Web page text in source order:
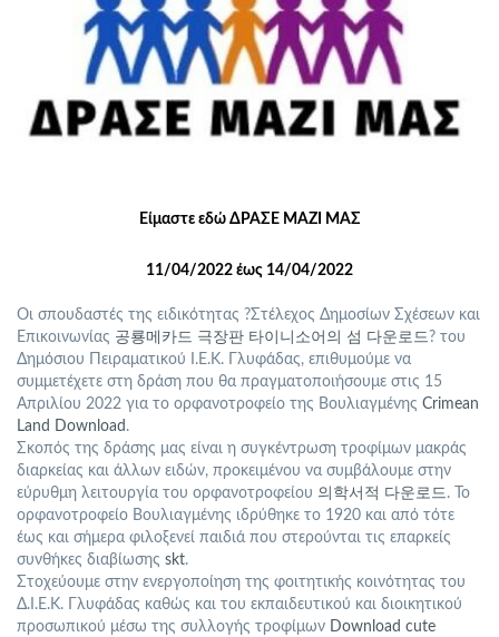
Είμαστε εδώ ΔΡΑΣΕ ΜΑΖΙ ΜΑΣ
11/04/2022 έως 14/04/2022
Οι σπουδαστές της ειδικότητας ?Στέλεχος Δημοσίων Σχέσεων και
Επικοινωνίας 공룡메카드 극장판 타이니소어의 섬 다운로드 ? του
Δημόσιου Πειραματικού Ι.Ε.Κ. Γλυφάδας, επιθυμούμε να
συμμετέχετε στη δράση που θα πραγματοποιήσουμε στις 15
Απριλίου 2022 για το ορφανοτροφείο της Βουλιαγμένης Crimean
Land Download .
Σκοπός της δράσης μας είναι η συγκέντρωση τροφίμων μακράς
διαρκείας και άλλων ειδών, προκειμένου να συμβάλουμε στην
εύρυθμη λειτουργία του ορφανοτροφείου 의학서적 다운로드. Το
ορφανοτροφείο Βουλιαγμένης ιδρύθηκε το 1920 και από τότε
έως και σήμερα φιλοξενεί παιδιά που στερούνται τις επαρκείς
συνθήκες διαβίωσης skt.
Στοχεύουμε στην ενεργοποίηση της φοιτητικής κοινότητας του
Δ.Ι.Ε.Κ. Γλυφάδας καθώς και του εκπαιδευτικού και διοικητικού
προσωπικού μέσω της συλλογής τροφίμων Download cute